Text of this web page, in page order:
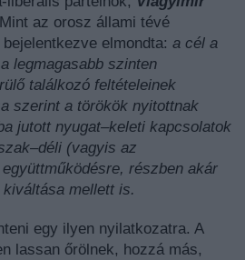
az orosz állami tévé
elmondta: a cél a
legmagasabb szinten
találkozó feltételeinek
szerint a törökök nyitottnak
jutott nyugat–keleti kapcsolatok
(vagyis az
részben akár
mellett is.
egy ilyen nyilatkozatra. A
lassan őrölnek, hozzá más,